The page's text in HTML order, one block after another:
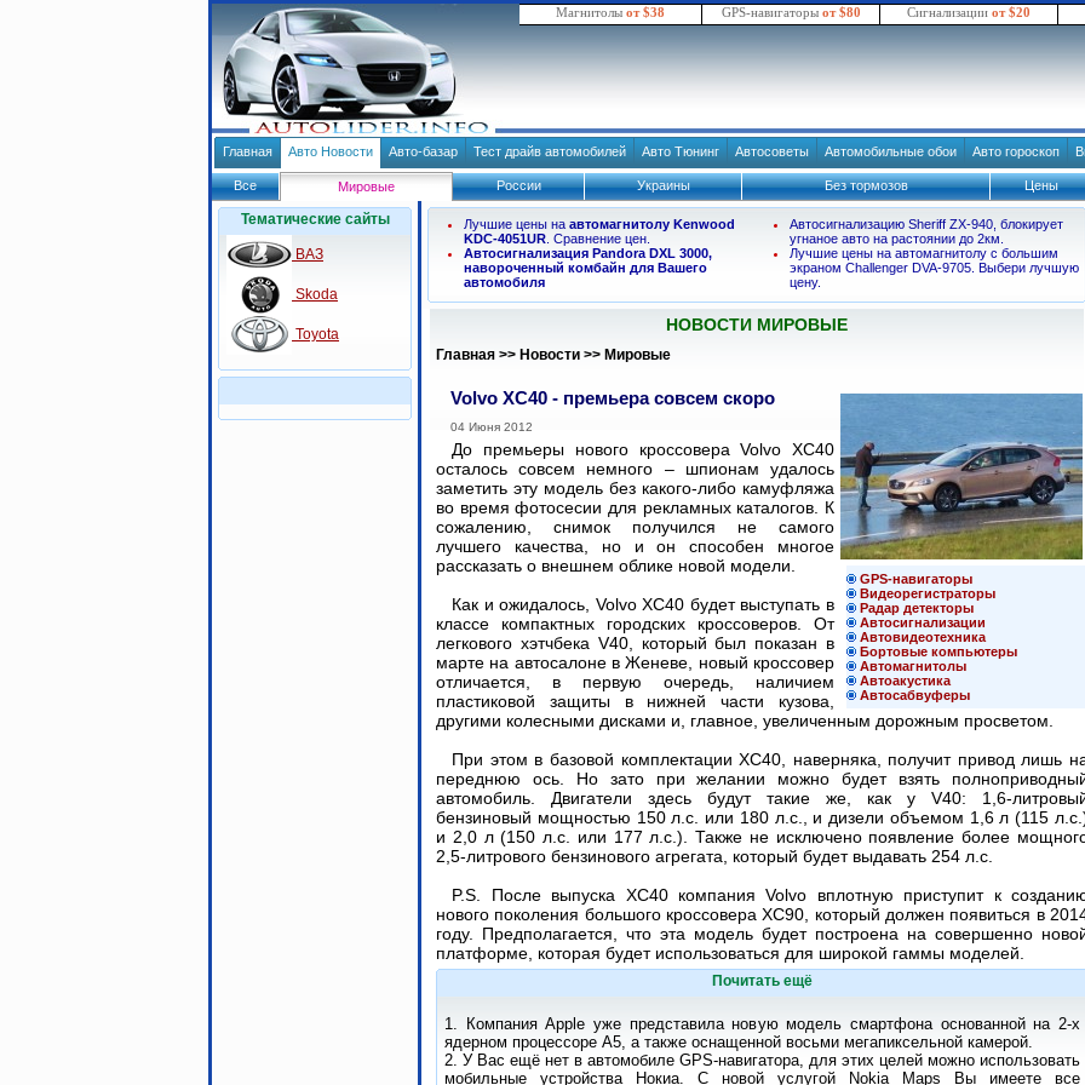
Магнитолы от $38 GPS-навигаторы от $80 Сигнализации от $20
Главная Авто Новости Авто-базар Тест драйв автомобилей Авто Тюнинг Автосоветы Автомобильные обои Авто гороскоп
Все Мировые России Украины Без тормозов Цены
Тематические сайты
ВАЗ
Skoda
Toyota
Лучшие цены на автомагнитолу Kenwood
KDC-4051UR . Сравнение цен.
Автосигнализация Pandora DXL 3000,
навороченный комбайн для Вашего
автомобиля
Автосигнализацию Sheriff ZX-940, блокирует
угнаное авто на растоянии до 2км.
Лучшие цены на автомагнитолу с большим
экраном Challenger DVA-9705. Выбери лучшую
цену.
НОВОСТИ МИРОВЫЕ
Главная >> Новости >> Мировые
GPS-навигаторы
Видеорегистраторы
Радар детекторы
Автосигнализации
Автовидеотехника
Бортовые компьютеры
Автомагнитолы
Автоакустика
Автосабвуферы
Volvo XC40 - премьера совсем скоро
04 Июня 2012
До премьеры нового кроссовера Volvo XC40
осталось совсем немного – шпионам удалось
заметить эту модель без какого-либо камуфляжа
во время фотосесии для рекламных каталогов. К
сожалению, снимок получился не самого
лучшего качества, но и он способен многое
рассказать о внешнем облике новой модели.
Как и ожидалось, Volvo XC40 будет выступать в
классе компактных городских кроссоверов. От
легкового хэтчбека V40, который был показан в
марте на автосалоне в Женеве, новый кроссовер
отличается, в первую очередь, наличием
пластиковой защиты в нижней части кузова,
другими колесными дисками и, главное, увеличенным дорожным просветом.
При этом в базовой комплектации XC40, наверняка, получит привод лишь
переднюю ось. Но зато при желании можно будет взять
автомобиль. Двигатели здесь будут такие же, как у V40: 1,6-
бензиновый мощностью 150 л.с. или 180 л.с., и дизели объемом 1,6 л (115
и 2,0 л (150 л.с. или 177 л.с.). Также не исключено появление более
2,5-литрового бензинового агрегата, который будет выдавать 254 л.с.
P.S. После выпуска XC40 компания Volvo вплотную приступит к
нового поколения большого кроссовера XC90, который должен появиться в
году. Предполагается, что эта модель будет построена на совершенно
платформе, которая будет использоваться для широкой гаммы моделей.
Почитать ещё
1. Компания Apple уже представила новую модель смартфона основанной на 2-х
ядерном процессоре А5, а также оснащенной восьми мегапиксельной камерой.
2. У Вас ещё нет в автомобиле GPS-навигатора, для этих целей можно использовать
мобильные устройства Нокиа. С новой услугой Nokia Maps Вы имеете все